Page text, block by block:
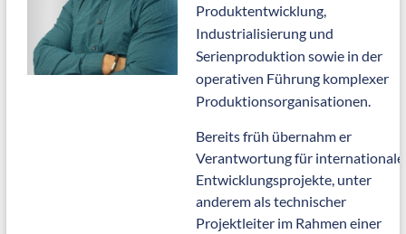
Produktentwicklung,
Industrialisierung und
Serienproduktion sowie in der
operativen Führung komplexer
Produktionsorganisationen.
Bereits früh übernahm er
Verantwortung für internationale
Entwicklungsprojekte, unter
anderem als technischer
Projektleiter im Rahmen einer